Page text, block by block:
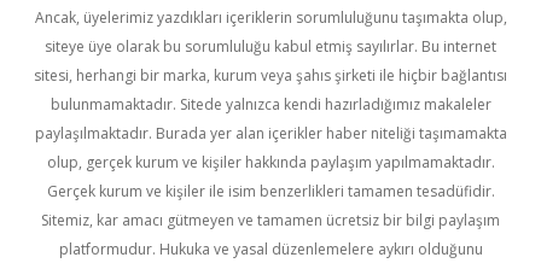
Ancak, üyelerimiz yazdıkları içeriklerin sorumluluğunu taşımakta olup,
siteye üye olarak bu sorumluluğu kabul etmiş sayılırlar. Bu internet
sitesi, herhangi bir marka, kurum veya şahıs şirketi ile hiçbir bağlantısı
bulunmamaktadır. Sitede yalnızca kendi hazırladığımız makaleler
paylaşılmaktadır. Burada yer alan içerikler haber niteliği taşımamakta
olup, gerçek kurum ve kişiler hakkında paylaşım yapılmamaktadır.
Gerçek kurum ve kişiler ile isim benzerlikleri tamamen tesadüfidir.
Sitemiz, kar amacı gütmeyen ve tamamen ücretsiz bir bilgi paylaşım
platformudur. Hukuka ve yasal düzenlemelere aykırı olduğunu